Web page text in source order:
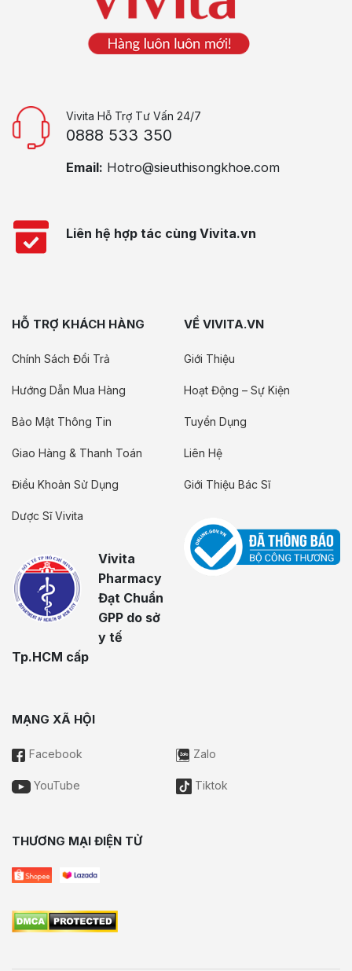
Vivita Hỗ Trợ Tư Vấn 24/7
0888 533 350
Email: Hotro@sieuthisongkhoe.com
Liên hệ hợp tác cùng Vivita.vn
HỖ TRỢ KHÁCH HÀNG
Chính Sách Đổi Trả
Hướng Dẫn Mua Hàng
Bảo Mật Thông Tin
Giao Hàng & Thanh Toán
Điều Khoản Sử Dụng
Dược Sĩ Vivita
Vivita
Pharmacy
Đạt Chuẩn
GPP do sở
y tế
Tp.HCM cấp
VỀ VIVITA.VN
Giới Thiệu
Hoạt Động – Sự Kiện
Tuyển Dụng
Liên Hệ
Giới Thiệu Bác Sĩ
MẠNG XÃ HỘI
Facebook Zalo
YouTube Tiktok
THƯƠNG MẠI ĐIỆN TỬ